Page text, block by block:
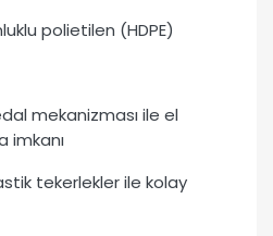
polietilen (HDPE)
mekanizması ile el
imkanı
tekerlekler ile kolay